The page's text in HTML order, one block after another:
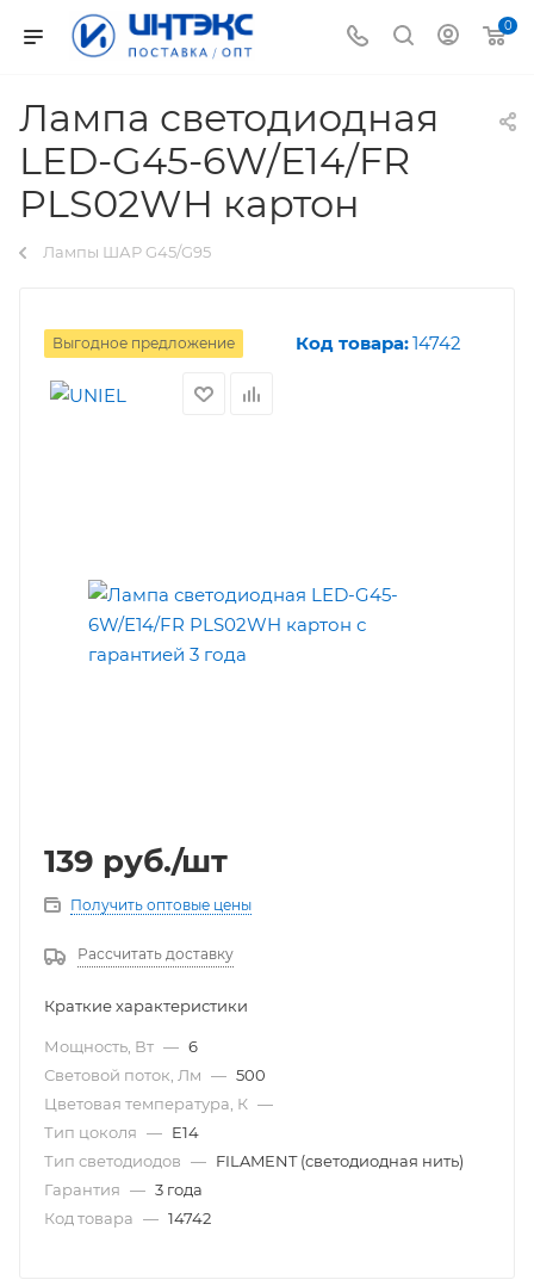
0
Лампа светодиодная
LED-G45-6W/E14/FR
PLS02WH картон
Лампы ШАР G45/G95
Выгодное предложение Код товара:14742
139 руб./шт
Получить оптовые цены
Рассчитать доставку
Краткие характеристики
Мощность, Вт — 6
Световой поток, Лм — 500
Цветовая температура, К —
Тип цоколя — E14
Тип светодиодов — FILAMENT (светодиодная нить)
Гарантия — 3 года
Код товара — 14742